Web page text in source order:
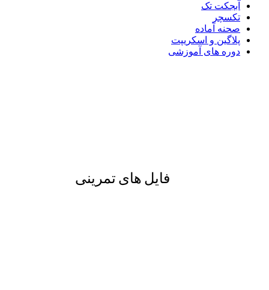
آبجکت تک
تکسچر
صحنه آماده
پلاگین و اسکریپت
دوره های آموزشی
فایل های تمرینی